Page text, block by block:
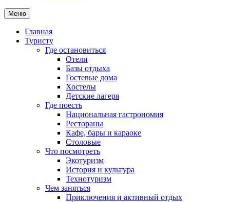
Меню
Главная
Туристу
Где остановиться
Отели
Базы отдыха
Гостевые дома
Хостелы
Детские лагеря
Где поесть
Национальная гастрономия
Рестораны
Кафе, бары и караоке
Столовые
Что посмотреть
Экотуризм
История и культура
Технотуризм
Чем заняться
Приключения и активный отдых